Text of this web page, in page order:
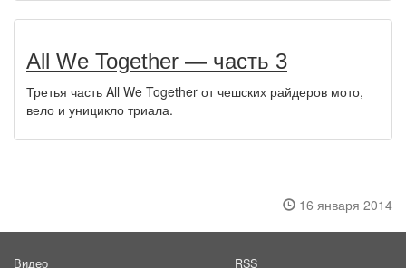
All We Together — часть 3
Третья часть All We Together от чешских райдеров мото,
вело и уницикло триала.
16 января 2014
Видео
RSS